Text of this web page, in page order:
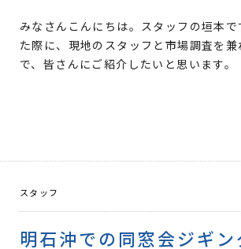
みなさんこんにちは。スタッフの垣本
た際に、現地のスタッフと市場調査を
で、皆さんにご紹介したいと思います。
スタッフ
明石沖での同窓会ジギ